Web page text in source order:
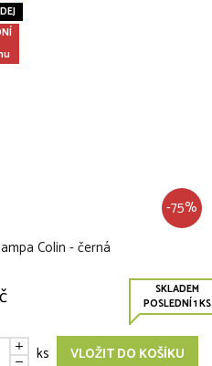
-75%
Colin - černá
SKLADEM
POSLEDNÍ 1 KS
ks VLOŽIT DO KOŠÍKU